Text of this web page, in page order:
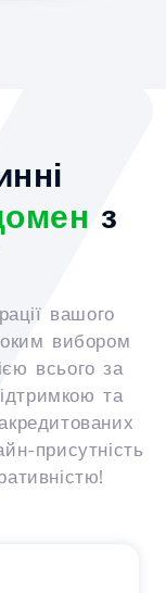
з
вашого
вибором
всього за
та
присутність